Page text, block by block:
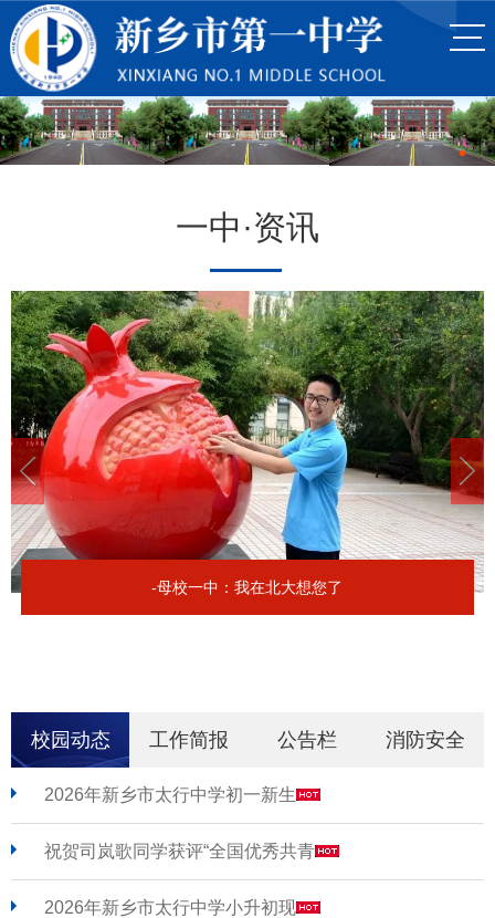
一中·资讯
-母校一中：我在北大想您了
校园动态 工作简报 公告栏 消防安全
2026年新乡市太行中学初一新生
祝贺司岚歌同学获评“全国优秀共青
2026年新乡市太行中学小升初现